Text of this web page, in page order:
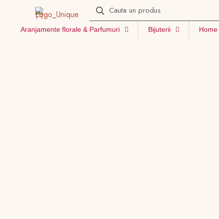
Aranjamente florale & Parfumuri Bijuterii